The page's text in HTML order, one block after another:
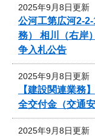
2025年9月8日更新
公河工第広河2-
務） 相川（右岸
争入札公告
2025年9月8日更新
【建設関連業務
全交付金（交通
2025年9月8日更新